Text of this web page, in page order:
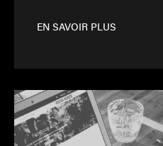
EN SAVOIR PLUS